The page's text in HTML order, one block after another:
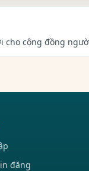
cho cộng đồng
đăng